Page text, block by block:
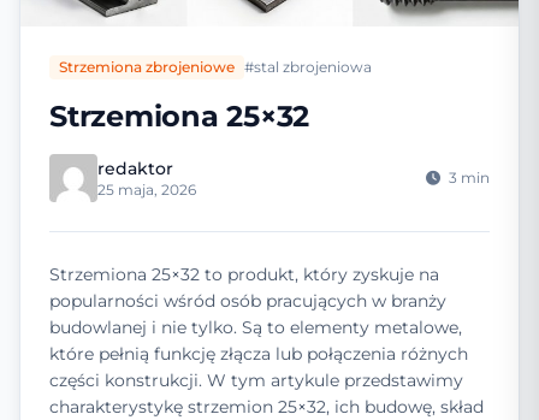
Strzemiona zbrojeniowe #stal zbrojeniowa
Strzemiona 25×32
redaktor
25 maja, 2026
3 min
Strzemiona 25×32 to produkt, który zyskuje na
popularności wśród osób pracujących w branży
budowlanej i nie tylko. Są to elementy metalowe,
które pełnią funkcję złącza lub połączenia różnych
części konstrukcji. W tym artykule przedstawimy
charakterystykę strzemion 25×32, ich budowę, skład